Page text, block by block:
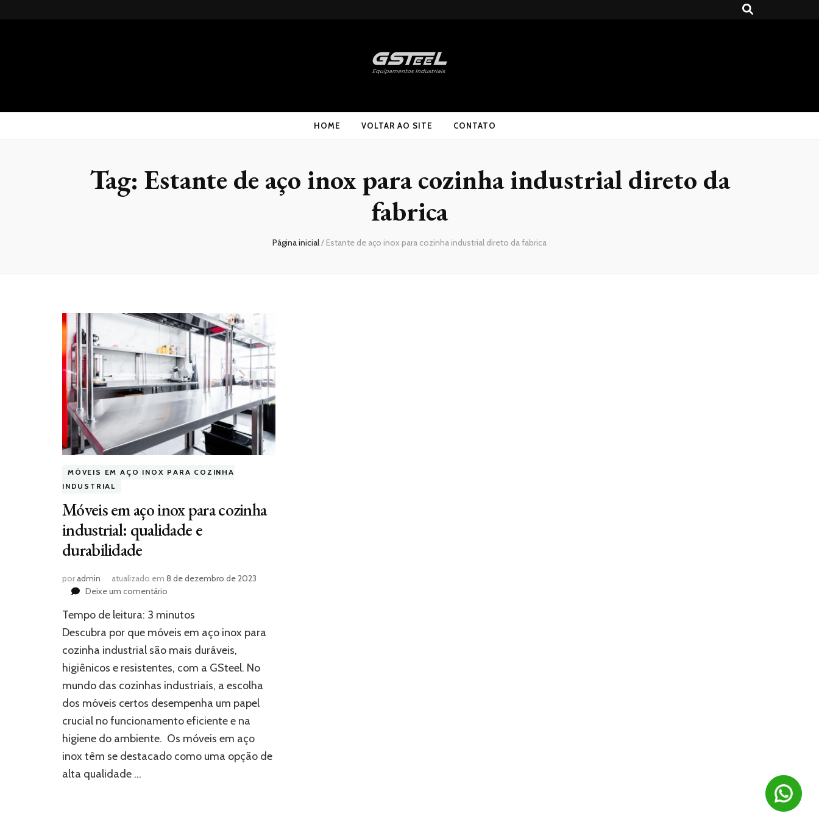
Gsteel HOME VOLTAR AO SITE CONTATO
Tag: Estante de aço inox para cozinha industrial direto da
fabrica
Página inicial/ Estante de aço inox para cozinha industrial direto da fabrica
MÓVEIS EM AÇO INOX PARA COZINHA
INDUSTRIAL
Móveis em aço inox para cozinha
industrial: qualidade e
durabilidade
poradmin atualizado em 8 de dezembro de 2023
Deixe um comentário
em
aço
para
cozinha
industrial:
e
durabilidade
Tempo de leitura: 3 minutos
Descubra por que móveis em aço inox para
cozinha industrial são mais duráveis,
higiênicos e resistentes, com a GSteel. No
mundo das cozinhas industriais, a escolha
dos móveis certos desempenha um papel
crucial no funcionamento eficiente e na
higiene do ambiente. Os móveis em aço
inox têm se destacado como uma opção de
alta qualidade …